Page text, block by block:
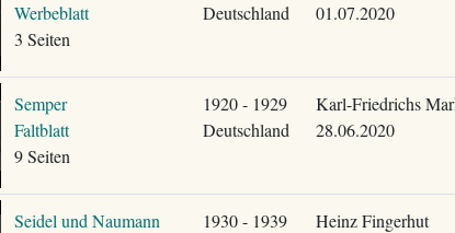
Werbeblatt
3 Seiten
Deutschland
01.07.2020
Semper
Faltblatt
9 Seiten
1920 - 1929
Deutschland
Karl-Friedrichs
28.06.2020
Seidel und Naumann
1930 - 1939
Heinz Fingerhut